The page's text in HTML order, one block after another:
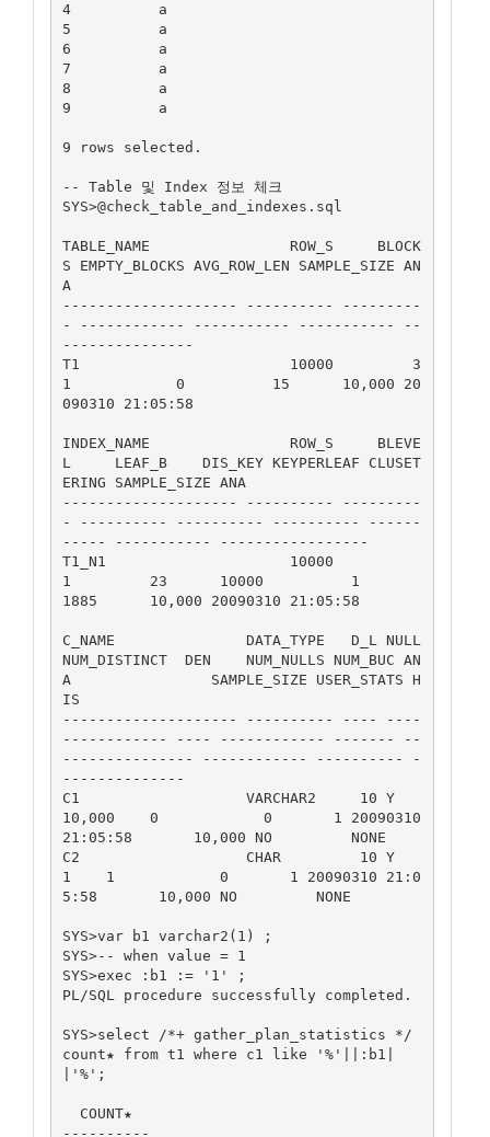
4          a
5          a
6          a
7          a
8          a
9          a
9 rows selected.
-- Table 및 Index 정보 체크
SYS>@check_table_and_indexes.sql
TABLE_NAME                ROW_S     BLOCK
S EMPTY_BLOCKS AVG_ROW_LEN SAMPLE_SIZE AN
A
-------------------- ---------- ---------
- ------------ ----------- ----------- --
---------------
T1                        10000         3
1            0          15      10,000 20
090310 21:05:58
INDEX_NAME                ROW_S     BLEVE
L     LEAF_B    DIS_KEY KEYPERLEAF CLUSET
ERING SAMPLE_SIZE ANA
-------------------- ---------- ---------
- ---------- ---------- ---------- ------
----- ----------- -----------------
T1_N1                     10000
1         23      10000          1
1885      10,000 20090310 21:05:58
C_NAME               DATA_TYPE   D_L NULL
NUM_DISTINCT  DEN    NUM_NULLS NUM_BUC AN
A                SAMPLE_SIZE USER_STATS H
IS
-------------------- ---------- ---- ----
------------ ---- ------------ ------- --
--------------- ------------ ---------- -
--------------
C1                   VARCHAR2     10 Y
10,000    0            0       1 20090310
21:05:58       10,000 NO         NONE
C2                   CHAR         10 Y
1    1            0       1 20090310 21:0
5:58       10,000 NO         NONE
SYS>var b1 varchar2(1) ;
SYS>-- when value = 1
SYS>exec :b1 := '1' ;
PL/SQL procedure successfully completed.
SYS>select /*+ gather_plan_statistics */
count★ from t1 where c1 like '%'||:b1|
|'%';
----------